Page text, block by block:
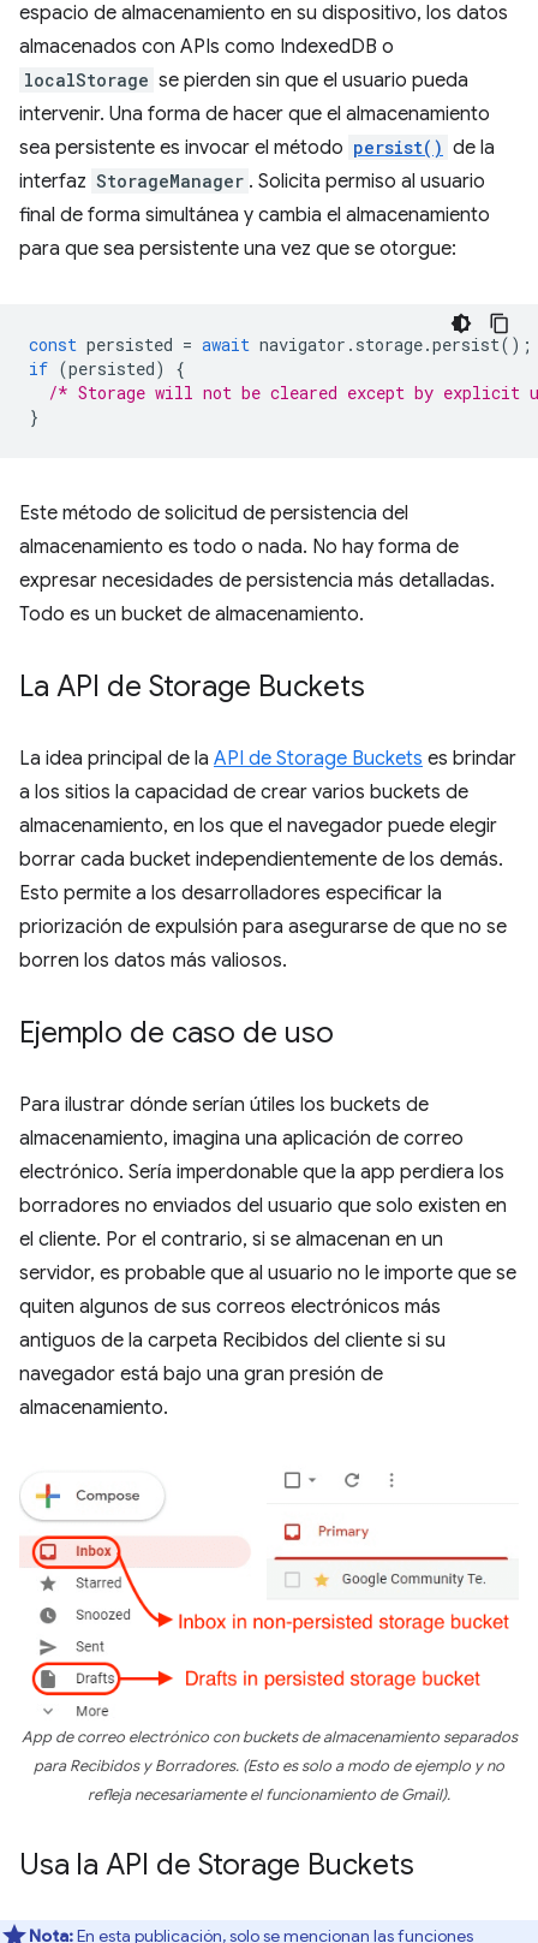
espacio de almacenamiento en su dispositivo, los datos
almacenados con APIs como IndexedDB o
localStorage se pierden sin que el usuario pueda
intervenir. Una forma de hacer que el almacenamiento
sea persistente es invocar el método persist() de la
interfaz StorageManager . Solicita permiso al usuario
final de forma simultánea y cambia el almacenamiento
para que sea persistente una vez que se otorgue:
const persisted = await navigator . storage.persist();
if (persisted)
{
/* Storage will not be cleared except by explicit
}
Este método de solicitud de persistencia del
almacenamiento es todo o nada. No hay forma de
expresar necesidades de persistencia más detalladas.
Todo es un bucket de almacenamiento.
La API de Storage Buckets
La idea principal de la API de Storage Buckets es brindar
a los sitios la capacidad de crear varios buckets de
almacenamiento, en los que el navegador puede elegir
borrar cada bucket independientemente de los demás.
Esto permite a los desarrolladores especificar la
priorización de expulsión para asegurarse de que no se
borren los datos más valiosos.
Ejemplo de caso de uso
Para ilustrar dónde serían útiles los buckets de
almacenamiento, imagina una aplicación de correo
electrónico. Sería imperdonable que la app perdiera los
borradores no enviados del usuario que solo existen en
el cliente. Por el contrario, si se almacenan en un
servidor, es probable que al usuario no le importe que se
quiten algunos de sus correos electrónicos más
antiguos de la carpeta Recibidos del cliente si su
navegador está bajo una gran presión de
almacenamiento.
App de correo electrónico con buckets de almacenamiento separados
para Recibidos y Borradores. (Esto es solo a modo de ejemplo y no
refleja necesariamente el funcionamiento de Gmail).
Usa la API de Storage Buckets
Nota:En esta publicación, solo se mencionan las funciones